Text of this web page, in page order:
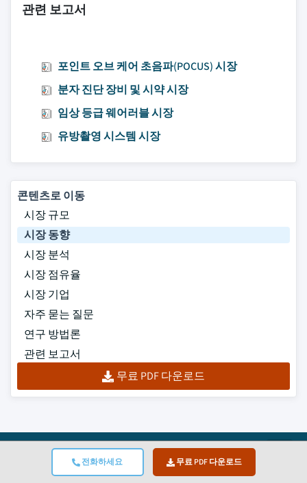
전화하세요 무료 PDF 다운로드
관련 보고서
포인트 오브 케어 초음파(POCUS) 시장
분자 진단 장비 및 시약 시장
임상 등급 웨어러블 시장
유방촬영 시스템 시장
콘텐츠로 이동
시장 규모
시장 동향
시장 분석
시장 점유율
시장 기업
자주 묻는 질문
연구 방법론
관련 보고서
무료 PDF 다운로드
ISO 인증 획득